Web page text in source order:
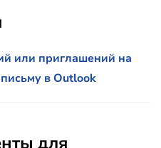
или приглашений на
в Outlook
для